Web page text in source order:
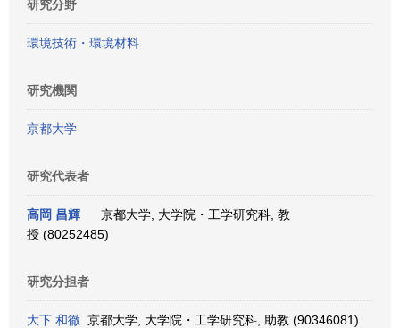
研究分野
環境技術・環境材料
研究機関
京都大学
研究代表者
高岡 昌輝
京都大学, 大学院・工学研究科, 教
授 (80252485)
研究分担者
大下 和徹 京都大学, 大学院・工学研究科, 助教 (90346081)